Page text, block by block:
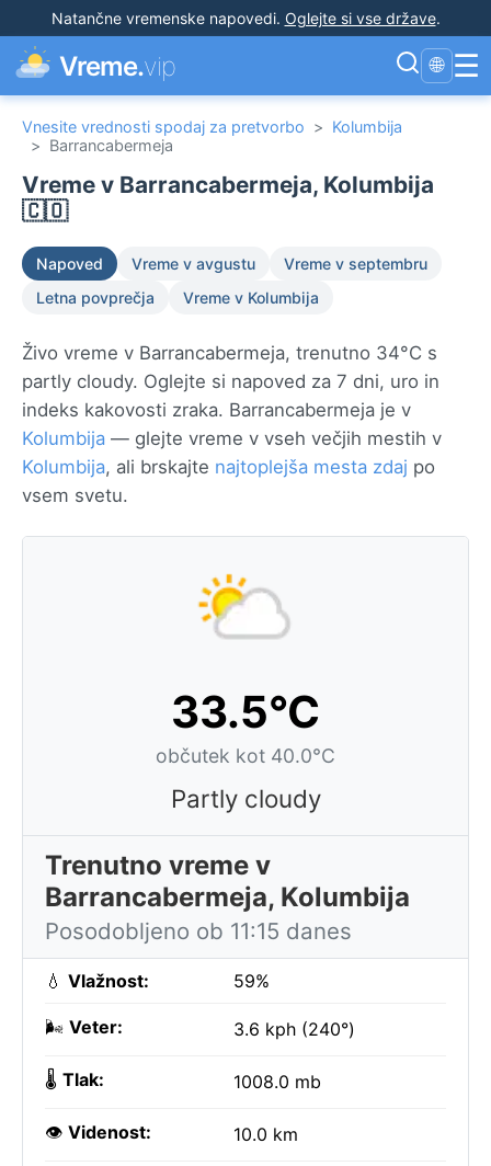
Natančne vremenske napovedi. Oglejte si vse države.
Vreme.vip 🌐 ☰
Vnesite vrednosti spodaj za pretvorbo > Kolumbija
> Barrancabermeja
Vreme v Barrancabermeja, Kolumbija
🇨🇴
Napoved Vreme v avgustu
Vreme v septembru
Letna povprečja
Vreme v Kolumbija
Živo vreme v Barrancabermeja, trenutno 34°C s
partly cloudy. Oglejte si napoved za 7 dni, uro in
indeks kakovosti zraka. Barrancabermeja je v
Kolumbija — glejte vreme v vseh večjih mestih v
Kolumbija, ali brskajte najtoplejša mesta zdaj po
vsem svetu.
33.5°C
občutek kot 40.0°C
Partly cloudy
Trenutno vreme v
Barrancabermeja, Kolumbija
Posodobljeno ob 11:15 danes
💧 Vlažnost: 59%
🌬️ Veter: 3.6 kph (240°)
🌡️ Tlak: 1008.0 mb
👁️ Videnost: 10.0 km